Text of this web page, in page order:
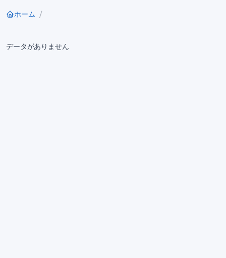
ホーム
データがありません